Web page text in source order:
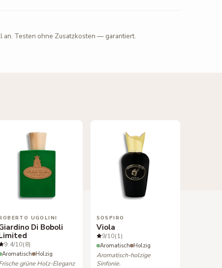
Testen ohne Zusatzkosten — garantiert.
UGOLINI
Di Boboli
9.4/10(8)
Aromatisch Holzig
grüne Holz-Eleganz
SOSPIRO
Viola
9/10(1)
Aromatisch Holzig
Aromatisch-holzige
Sinfonie.